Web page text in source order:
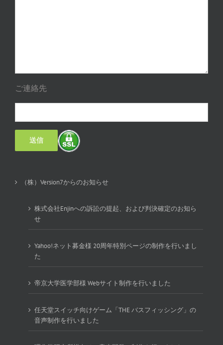
ご連絡先
（株）Version7からのお知らせ
株式会社Enjinへの訴訟の提起、および判決確定のお知ら
せ
Yahoo!ネット募金様 20周年特別ページの制作を行いまし
た
帝京大学医学部様 Webサイト制作を行いました
任天堂スイッチ向けゲーム「THE バスフィッシング」の
音声制作を行いました